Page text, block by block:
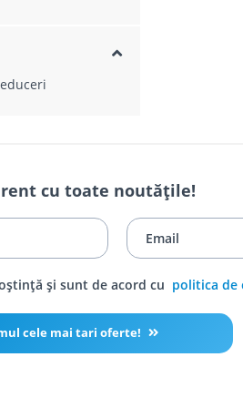
cu toate noutățile!
și sunt de acord cu politica
cele mai tari oferte!